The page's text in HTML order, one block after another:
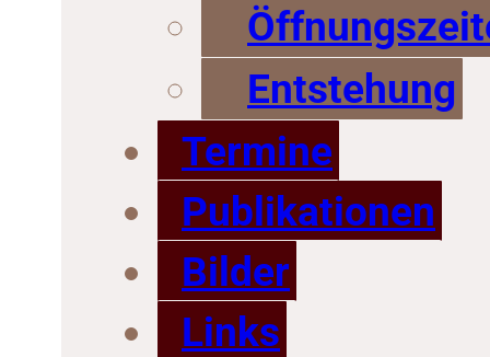
Entstehung
Termine
Publikationen
Bilder
Links